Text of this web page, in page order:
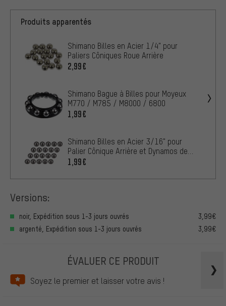
Produits apparentés
Shimano Billes en Acier 1/4" pour
Paliers Côniques Roue Arrière
2,99€
Shimano Bague à Billes pour Moyeux
M770 / M785 / M8000 / 6800
1,99€
Shimano Billes en Acier 3/16" pour
Palier Cônique Arrière et Dynamos de
Moyeu
1,99€
Versions:
noir, Expédition sous 1-3 jours ouvrés
3,99€
argenté, Expédition sous 1-3 jours ouvrés
3,99€
ÉVALUER CE PRODUIT
Soyez le premier et laisser votre avis !